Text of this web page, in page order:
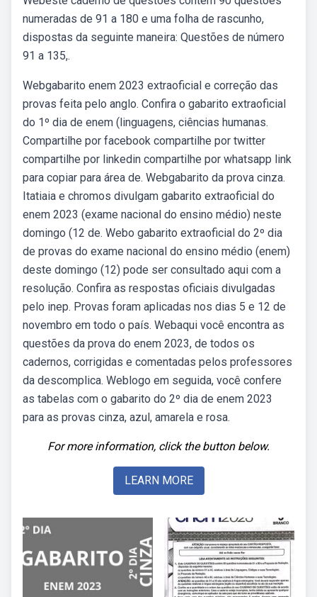
numeradas de 91 a 180 e uma folha de rascunho,
dispostas da seguinte maneira: Questões de número
91 a 135,.
Webgabarito enem 2023 extraoficial e correção das
provas feita pelo anglo. Confira o gabarito extraoficial
do 1º dia de enem (linguagens, ciências humanas.
Compartilhe por facebook compartilhe por twitter
compartilhe por linkedin compartilhe por whatsapp link
para copiar para área de. Webgabarito da prova cinza.
Itatiaia e chromos divulgam gabarito extraoficial do
enem 2023 (exame nacional do ensino médio) neste
domingo (12 de. Webo gabarito extraoficial do 2º dia
de provas do exame nacional do ensino médio (enem)
deste domingo (12) pode ser consultado aqui com a
resolução. Confira as respostas oficiais divulgadas
pelo inep. Provas foram aplicadas nos dias 5 e 12 de
novembro em todo o país. Webaqui você encontra as
questões da prova do enem 2023, de todos os
cadernos, corrigidas e comentadas pelos professores
da descomplica. Weblogo em seguida, você confere
as tabelas com o gabarito do 2º dia de enem 2023
para as provas cinza, azul, amarela e rosa.
For more information, click the button below.
LEARN MORE